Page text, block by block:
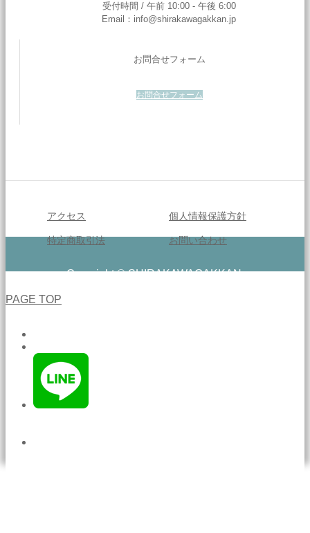
受付時間 / 午前 10:00 - 午後 6:00
Email：info@shirakawagakkan.jp
お問合せフォーム
お問合せフォーム
アクセス 個人情報保護方針
特定商取引法 お問い合わせ
Copyright © SHIRAKAWAGAKKAN.
PAGE TOP